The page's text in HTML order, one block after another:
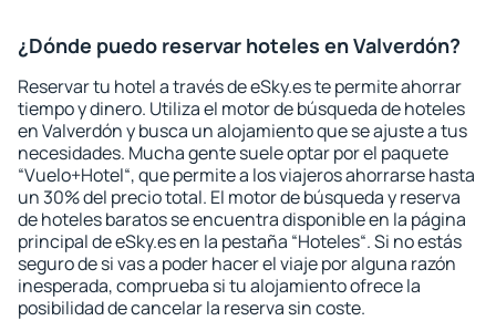
¿Dónde puedo reservar hoteles en Valverdón?
Reservar tu hotel a través de eSky.es te permite ahorrar
tiempo y dinero. Utiliza el motor de búsqueda de hoteles
en Valverdón y busca un alojamiento que se ajuste a tus
necesidades. Mucha gente suele optar por el paquete
“Vuelo+Hotel“, que permite a los viajeros ahorrarse hasta
un 30% del precio total. El motor de búsqueda y reserva
de hoteles baratos se encuentra disponible en la página
principal de eSky.es en la pestaña “Hoteles“. Si no estás
seguro de si vas a poder hacer el viaje por alguna razón
inesperada, comprueba si tu alojamiento ofrece la
posibilidad de cancelar la reserva sin coste.